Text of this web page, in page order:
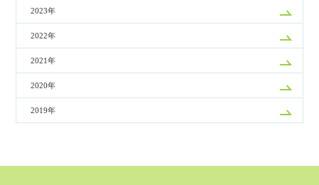
2023年
2022年
2021年
2020年
2019年